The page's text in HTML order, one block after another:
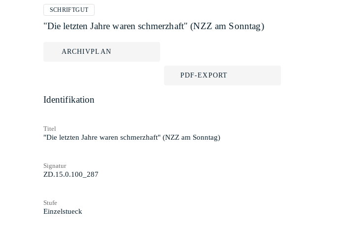
SCHRIFTGUT
"Die letzten Jahre waren schmerzhaft" (NZZ am Sonntag)
ARCHIVPLAN
PDF-EXPORT
Identifikation
Titel
"Die letzten Jahre waren schmerzhaft" (NZZ am Sonntag)
Signatur
ZD.15.0.100_287
Stufe
Einzelstueck